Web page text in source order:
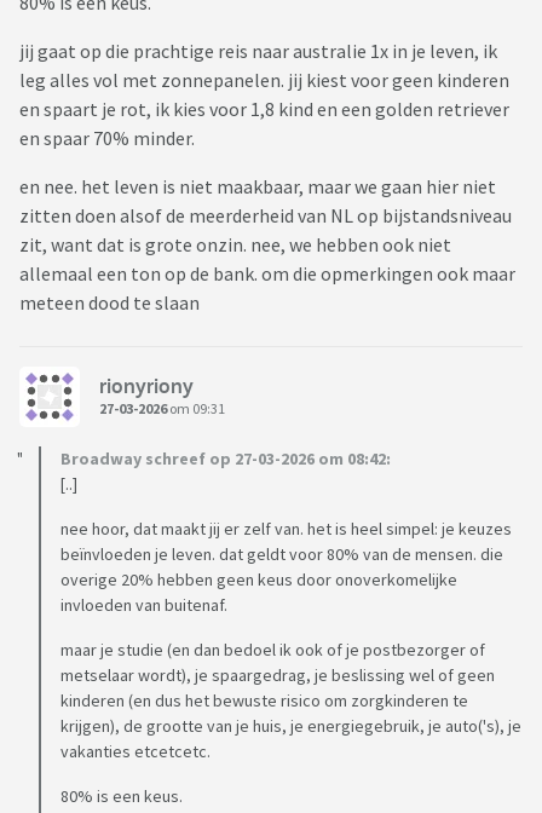
jij gaat op die prachtige reis naar australie 1x in je leven, ik
leg alles vol met zonnepanelen. jij kiest voor geen kinderen
en spaart je rot, ik kies voor 1,8 kind en een golden retriever
en spaar 70% minder.
en nee. het leven is niet maakbaar, maar we gaan hier niet
zitten doen alsof de meerderheid van NL op bijstandsniveau
zit, want dat is grote onzin. nee, we hebben ook niet
allemaal een ton op de bank. om die opmerkingen ook maar
meteen dood te slaan
rionyriony
27-03-2026om 09:31
Broadway schreef op 27-03-2026 om 08:42:
[..]
nee hoor, dat maakt jij er zelf van. het is heel simpel: je keuzes
beïnvloeden je leven. dat geldt voor 80% van de mensen. die
overige 20% hebben geen keus door onoverkomelijke
invloeden van buitenaf.
maar je studie (en dan bedoel ik ook of je postbezorger of
metselaar wordt), je spaargedrag, je beslissing wel of geen
kinderen (en dus het bewuste risico om zorgkinderen te
krijgen), de grootte van je huis, je energiegebruik, je auto('s), je
vakanties etcetcetc.
80% is een keus.